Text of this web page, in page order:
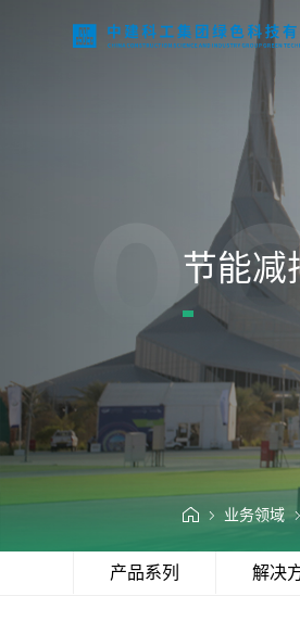
项目案例
0节能减
业务领域
产品系列 解决